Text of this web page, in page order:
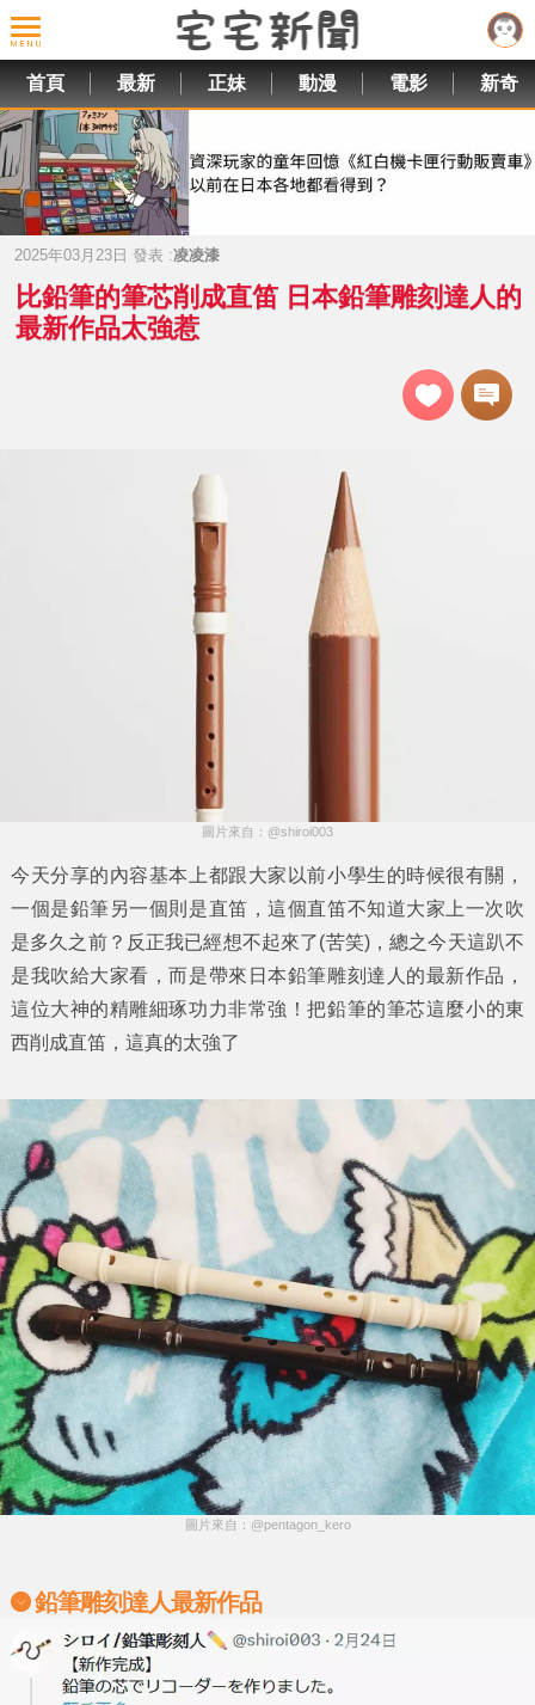
首頁 最新 正妹 動漫 電影 新奇
2025年03月23日 發表 :凌凌漆
比鉛筆的筆芯削成直笛 日本鉛筆雕刻達人的
最新作品太強惹
圖片來自：@shiroi003
今天分享的內容基本上都跟大家以前小學生的時候很有關，
一個是鉛筆另一個則是直笛，這個直笛不知道大家上一次吹
是多久之前？反正我已經想不起來了(苦笑)，總之今天這趴不
是我吹給大家看，而是帶來 日本鉛筆雕刻達人 的最新作品，
這位大神的精雕細琢功力非常強！把鉛筆的筆芯這麼小的東
西削成直笛，這真的太強了
圖片來自：@pentagon_kero
鉛筆雕刻達人最新作品